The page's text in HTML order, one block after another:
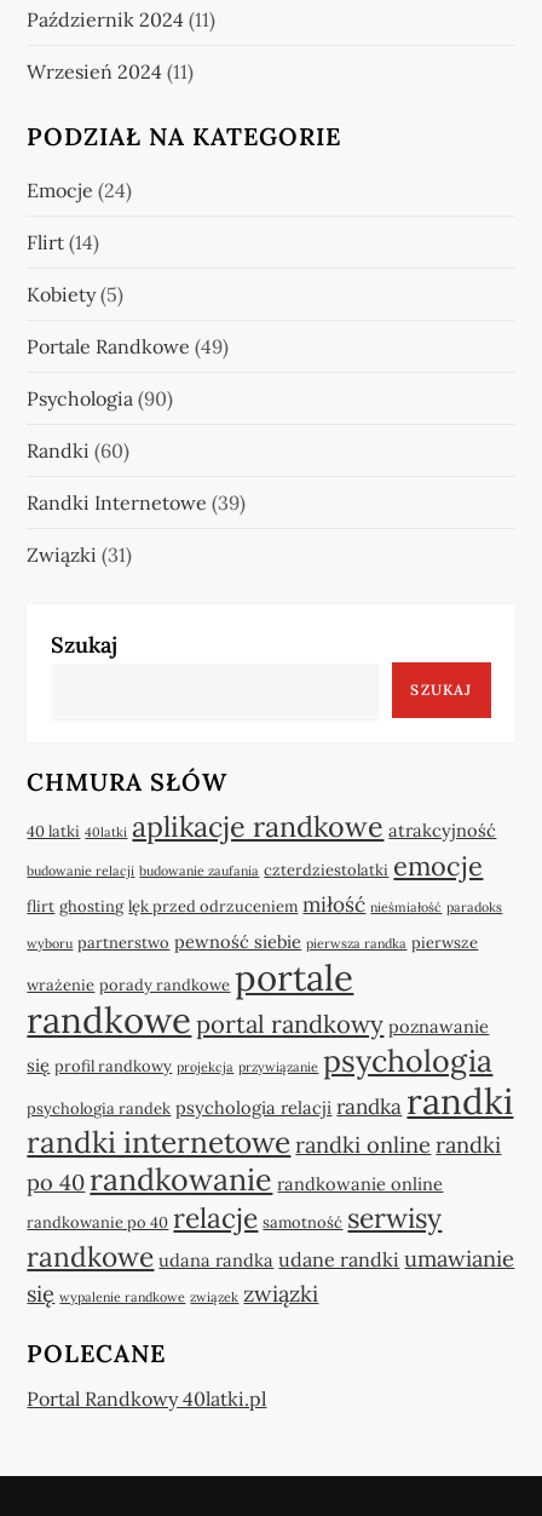
Październik 2024 (11)
Wrzesień 2024 (11)
PODZIAŁ NA KATEGORIE
Emocje (24)
Flirt (14)
Kobiety(5)
Portale Randkowe (49)
Psychologia (90)
Randki (60)
Randki Internetowe (39)
Związki (31)
Szukaj
SZUKAJ
CHMURA SŁÓW
40 latki 40latki aplikacje randkowe atrakcyjność
budowanie relacji budowanie zaufania czterdziestolatki emocje
flirt ghosting lęk przed odrzuceniem miłość nieśmiałość paradoks
wyboru partnerstwo pewność siebie pierwsza randka pierwsze
wrażenie porady randkowe portale
randkowe portal randkowy poznawanie
się profil randkowy projekcja przywiązanie psychologia
psychologia randek psychologia relacji randka randki
randki internetowe randki online randki
po 40 randkowanie randkowanie online
randkowanie po 40 relacje samotność serwisy
randkowe udana randka udane randki umawianie
się wypalenie randkowe związek związki
POLECANE
Portal Randkowy 40latki.pl